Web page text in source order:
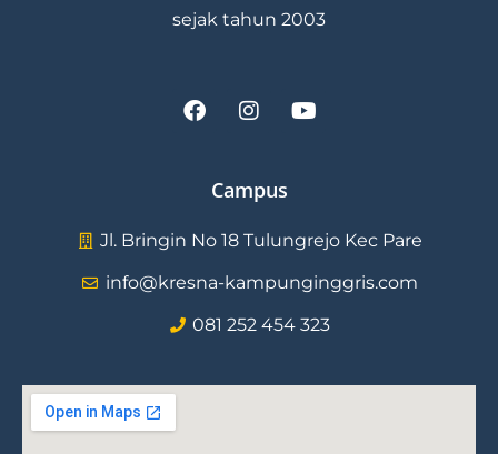
sejak tahun 2003
F
a
o
k
I
n
a
g
r
a
m
Y
o
e
Campus
Jl. Bringin No 18 Tulungrejo Kec Pare
info@kresna-kampunginggris.com
081 252 454 323